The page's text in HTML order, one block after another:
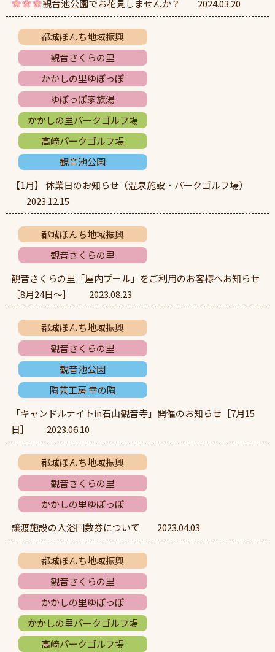
観音池公園でお花見しませんか？
2024.03.20
都城ぼんち地域振興
観音さくらの里
かかしの里ゆぽっぽ
ゆぽっぽ家族湯
かかしの里パークゴルフ場
高崎パークゴルフ場
観音池公園
【1月】 休業日のお知らせ（温泉施設・パークゴルフ場）
2023.12.15
都城ぼんち地域振興
観音さくらの里
観音さくらの里「屋内プール」をご利用のお客様へお知らせ
［8月24日～］
2023.08.23
都城ぼんち地域振興
観音さくらの里
観音池公園
陶芸工房 幸の陶
「キャンドルナイトin石山観音寺」開催のお知らせ［7月15
日］
2023.06.10
都城ぼんち地域振興
観音さくらの里
かかしの里ゆぽっぽ
譲渡施設の入浴回数券について
2023.04.03
都城ぼんち地域振興
観音さくらの里
かかしの里ゆぽっぽ
かかしの里パークゴルフ場
高崎パークゴルフ場